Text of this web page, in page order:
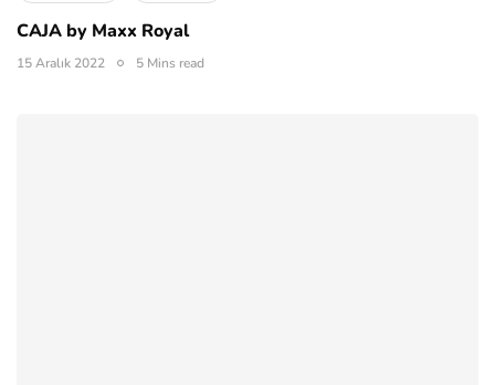
CAJA by Maxx Royal
15 Aralık 2022 5 Mins read